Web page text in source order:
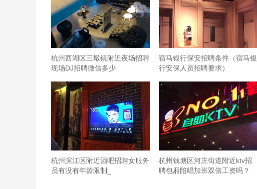
杭州西湖区三墩镇附近夜场招聘
现场DJ招聘微信多少
宿马银行保安招聘条件（宿马银
行安保人员招聘要求）
杭州滨江区附近酒吧招聘女服务
员有没有年龄限制_
杭州钱塘区河庄街道附近ktv招
聘包厢陪唱加班双倍工资吗？